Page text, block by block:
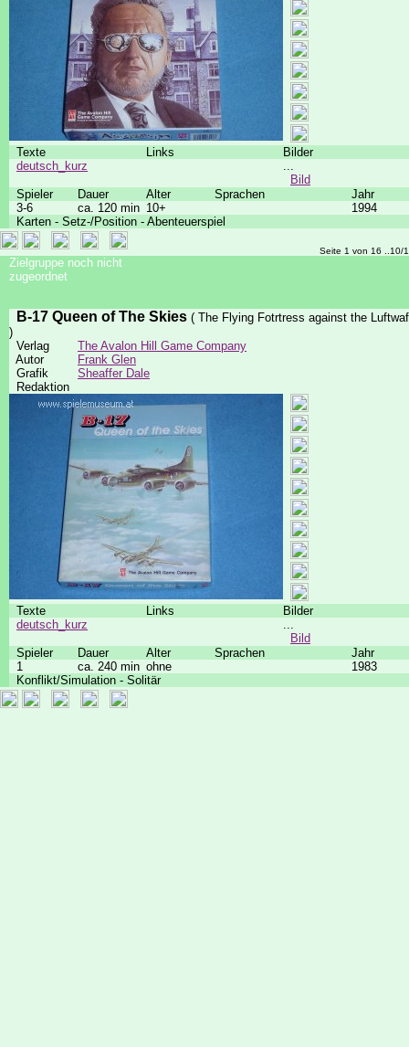
Texte Links
Bilder
deutsch_kurz
...
Bild
Spieler
Dauer Alter Sprachen
Jahr
3-6
ca. 120 min 10+
1994
Karten - Setz-/Position - Abenteuerspiel
Seite 1 von 16 ..10/
Zielgruppe noch nicht
zugeordnet
B-17 Queen of The Skies ( The Flying Fotrtress against the
)
Verlag
The Avalon Hill Game Company
Autor
Frank Glen
Grafik
Sheaffer Dale
Redaktion
Texte Links
Bilder
deutsch_kurz
...
Bild
Spieler
Dauer Alter Sprachen
Jahr
1
ca. 240 min ohne
1983
Konflikt/Simulation - Solitär